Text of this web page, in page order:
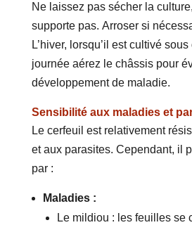
Ne laissez pas sécher la
supporte pas. Arroser si
L’hiver, lorsqu’il est cultivé
journée aérez le châssis pour
développement de maladie.
Sensibilité aux maladies et
Le cerfeuil est relativement
et aux parasites. Cependant, il
par :
Maladies :
Le mildiou : les feuilles se